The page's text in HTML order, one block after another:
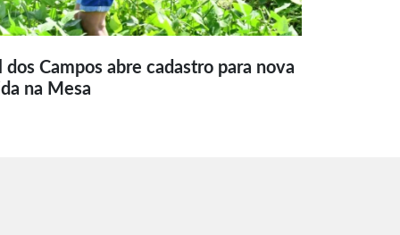
Campos abre cadastro para nova
na Mesa